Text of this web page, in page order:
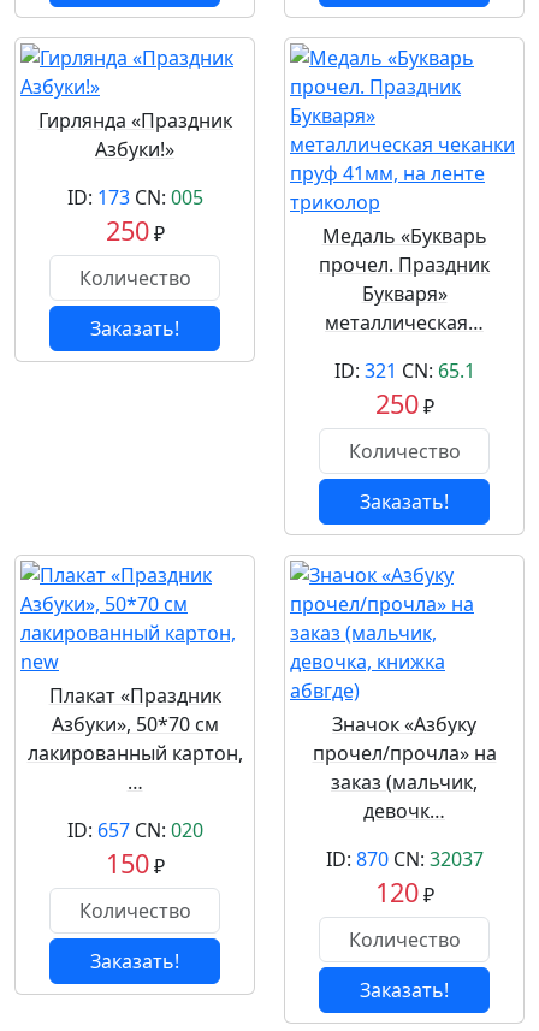
Гирлянда «Праздник
Азбуки!»
ID: 173CN: 005
250₽
Заказать!
Медаль «Букварь
прочел. Праздник
Букваря»
металлическая…
ID: 321 CN: 65.1
250₽
Заказать!
Плакат «Праздник
Азбуки», 50*70 см
лакированный картон,
…
ID: 657CN: 020
150₽
Заказать!
Значок «Азбуку
прочел/прочла» на
заказ (мальчик,
девочк…
ID: 870CN: 32037
120₽
Заказать!